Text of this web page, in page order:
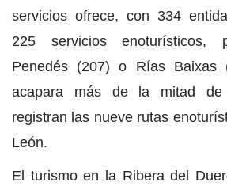
servicios ofrece, con 334
225 servicios enoturísticos,
Penedés (207) o Rías Baixas
acapara más de la mitad
registran las nueve rutas
León.
El turismo en la Ribera del